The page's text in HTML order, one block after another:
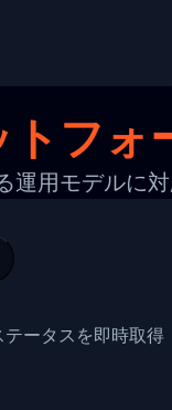
KONG-HONG
up",
REPUBLIC"
フォ
運用モデルに
ータスを即時取得